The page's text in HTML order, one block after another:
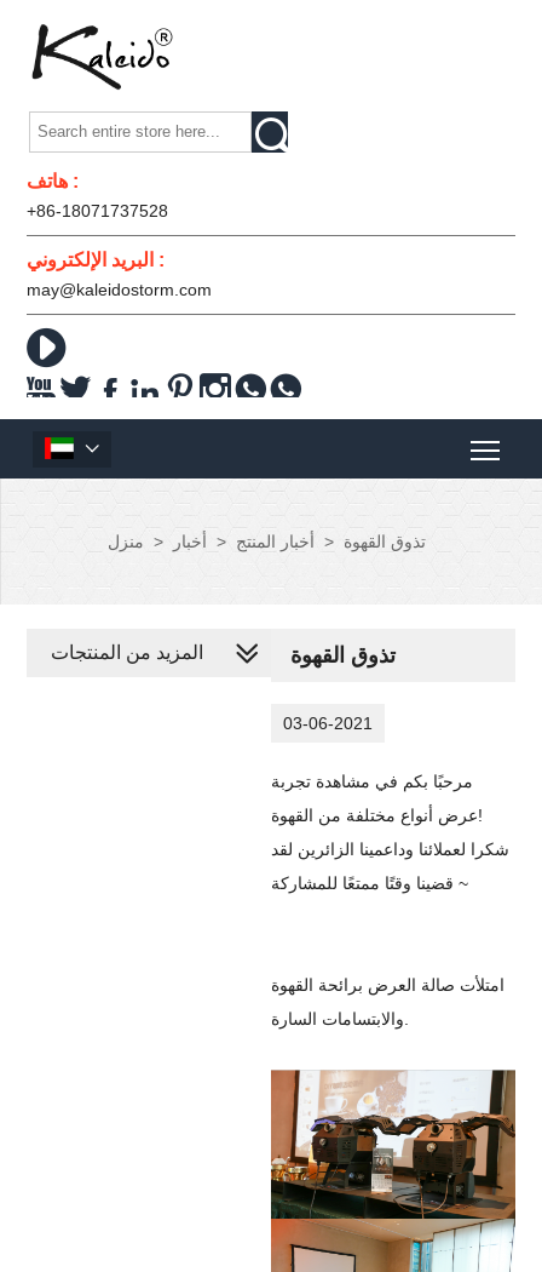

هاتف :
+86-18071737528
البريد الإلكتروني :
may@kaleidostorm.com

     

منزل > أخبار > أخبار المنتج > تذوق القهوة
تذوق القهوة
03-06-2021
مرحبًا بكم في مشاهدة تجربة
عرض أنواع مختلفة من القهوة!
شكرا لعملائنا وداعمينا الزائرين لقد
قضينا وقتًا ممتعًا للمشاركة ~
امتلأت صالة العرض برائحة القهوة
المزيد من المنتجات